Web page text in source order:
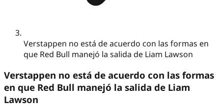
Verstappen no está de acuerdo con las formas en
que Red Bull manejó la salida de Liam Lawson
Verstappen no está de acuerdo con las formas
en que Red Bull manejó la salida de Liam
Lawson